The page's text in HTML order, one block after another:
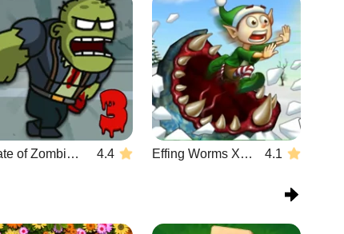
State of Zombies 3 4.4 Effing Worms Xmas 4.1